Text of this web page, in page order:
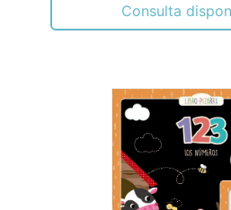
Consulta